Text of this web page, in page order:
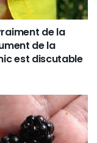
de la
de la
est discutable